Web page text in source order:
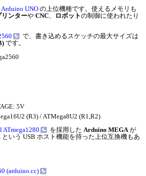
Arduino UNO の上位機種です。使えるメモリも
リンターや CNC ロボットの制御に使われたり
で、書き込めるスケッチの最大サイズは
です。
5V
(R3) / ATMega8U2 (R1,R2)
ATmega1280 を採用した Arduino MEGA が
という USB ホスト機能を持った上位互換機もあ
(arduino.cc)